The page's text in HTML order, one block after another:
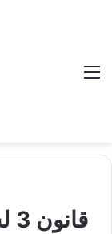
القائمة